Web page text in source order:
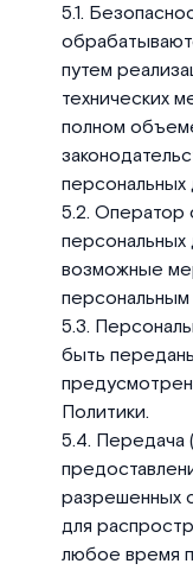
путем
технических
полном
персональных
Оператор
персональных
возможные
быть
Политики.
Передача
разрешенных
для
любое время